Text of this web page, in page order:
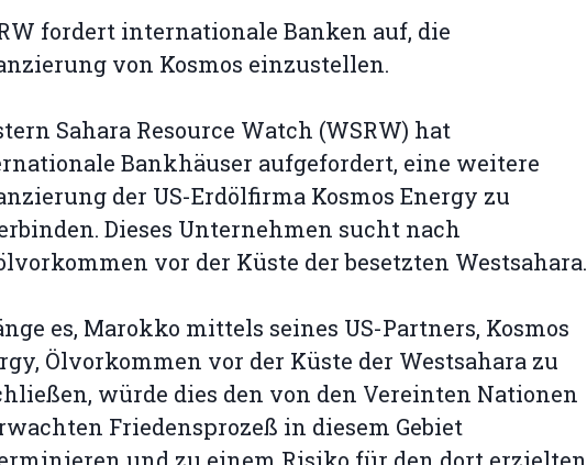
fordert internationale Banken auf, die
von Kosmos einzustellen.
Sahara Resource Watch (WSRW) hat
Bankhäuser aufgefordert, eine weitere
der US-Erdölfirma Kosmos Energy zu
Dieses Unternehmen sucht nach
vor der Küste der besetzten Westsahara.
es, Marokko mittels seines US-Partners, Kosmos
Ölvorkommen vor der Küste der Westsahara zu
würde dies den von den Vereinten Nationen
Friedensprozeß in diesem Gebiet